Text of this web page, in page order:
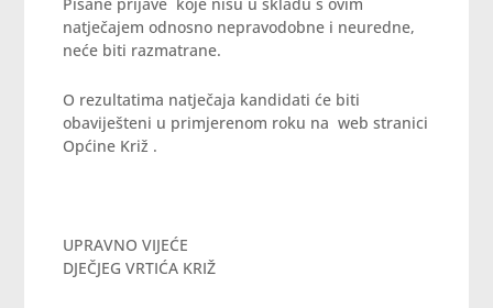
natječajem odnosno nepravodobne i neuredne,
neće biti razmatrane.
O rezultatima natječaja kandidati će biti
obaviješteni u primjerenom roku na web stranici
Općine Križ .
UPRAVNO VIJEĆE
DJEČJEG VRTIĆA KRIŽ